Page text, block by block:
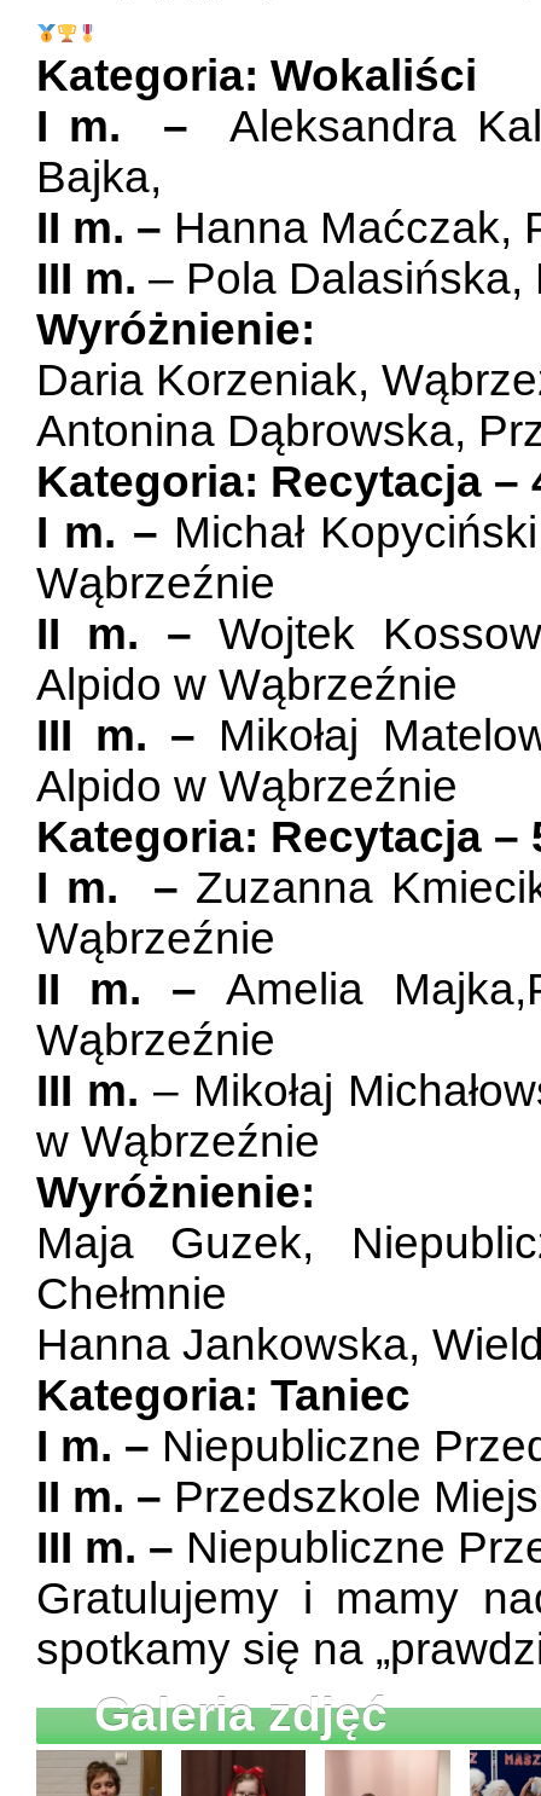
Kategoria: Wokaliści
I m. –Aleksandra
Bajka,
II m. – Hanna Maćczak,
III m. – Pola Dalasińska,
Wyróżnienie:
Daria Korzeniak,
Antonina Dąbrowska,
Kategoria: Recytacja –
I m. – Michał
Wąbrzeźnie
II m. –Wojtek
Alpido w Wąbrzeźnie
III m. – Mikołaj
Alpido w Wąbrzeźnie
Kategoria: Recytacja –
I m. – Zuzanna
Wąbrzeźnie
II m. –Amelia
Wąbrzeźnie
III m. – Mikołaj
w Wąbrzeźnie
Wyróżnienie:
Maja Guzek,
Chełmnie
Hanna Jankowska,
Kategoria: Taniec
I m. – Niepubliczne
II m. – Przedszkole
III m. – Niepubliczne
Gratulujemy i mamy
spotkamy się na
Galeria zdjęć